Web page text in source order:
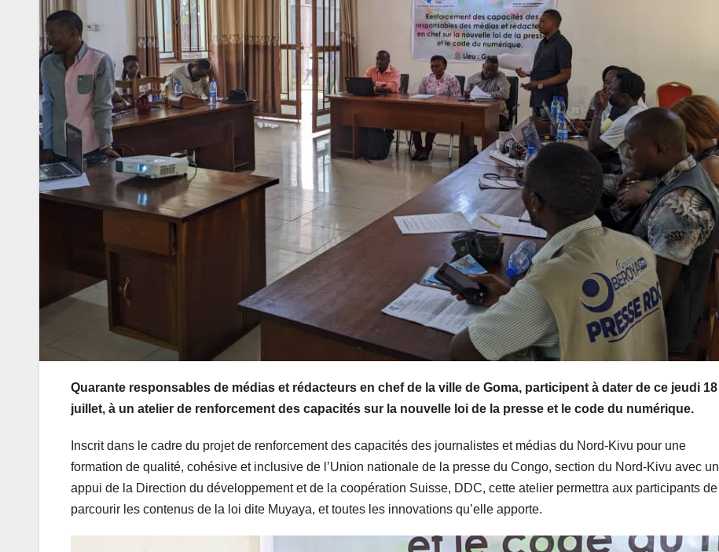
Quarante responsables de médias et rédacteurs en chef de la ville de Goma, participent à dater de ce jeudi 18
juillet, à un atelier de renforcement des capacités sur la nouvelle loi de la presse et le code du numérique.
Inscrit dans le cadre du projet de renforcement des capacités des journalistes et médias du Nord-Kivu pour une
formation de qualité, cohésive et inclusive de l’Union nationale de la presse du Congo, section du Nord-Kivu avec un
appui de la Direction du développement et de la coopération Suisse, DDC, cette atelier permettra aux participants de
parcourir les contenus de la loi dite Muyaya, et toutes les innovations qu’elle apporte.